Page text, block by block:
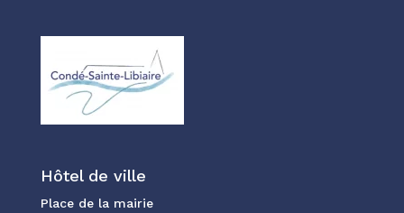
Hôtel de ville
Place de la mairie